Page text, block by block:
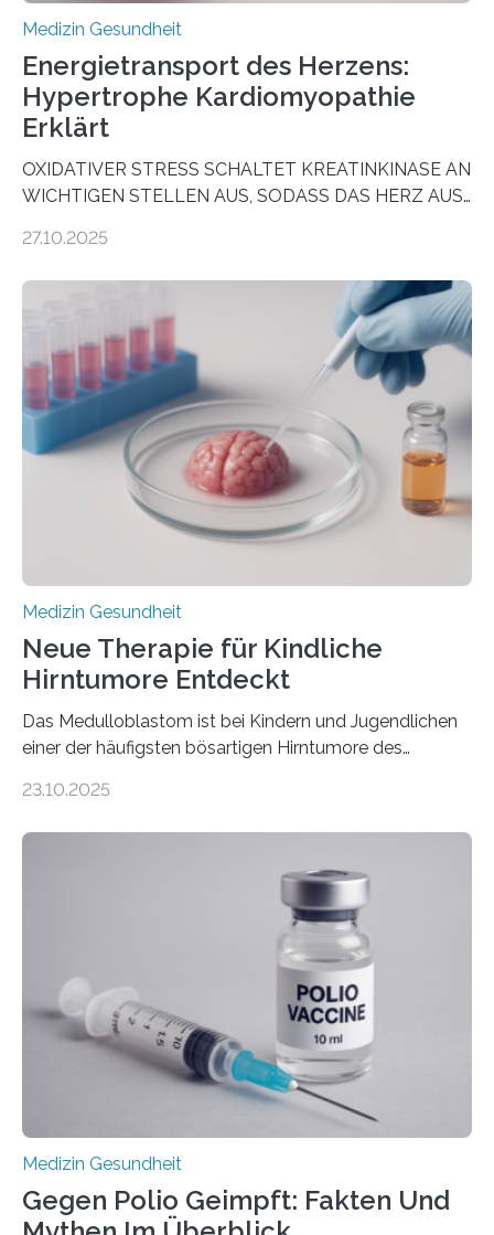
Medizin Gesundheit
Energietransport des Herzens:
Hypertrophe Kardiomyopathie
Erklärt
OXIDATIVER STRESS SCHALTET KREATINKINASE AN
WICHTIGEN STELLEN AUS, SODASS DAS HERZ AUS
aus dem Deutschen Zentrum für Herzinsuffizienz
im Journal Circulation, warum der Energietransport bei
der Hypertrophen Kardiomyopathie (HCM) versagen
kann und wie sich durch eine Verringerung der
Herzbelastung und des oxidativen Stresses
Rhythmusstörungen reduzieren lassen. Würzburg. Die
hypertrophe Kardiomyopathie (HCM) ist die häufigste
erblich bedingte Herzerkrankung. Sie führt dazu, dass
sich die linke Herzkammer verdickt, der Herzmuskel zu
stark kontrahiert…
27.10.2025
Medizin Gesundheit
Neue Therapie für Kindliche
Hirntumore Entdeckt
Das Medulloblastom ist bei Kindern und Jugendlichen
einer der häufigsten bösartigen Hirntumore des
Betroffenen können mit heutigen Methoden geheilt
Dringend benötigt werden zielgerichtete Therapien, die
nur Tumorschwachstellen angreifen und normales
Gewebe verschonen. Forschende um Daniel Merk vom
Hertie-Institut für klinische Hirnforschung am
Universitätsklinikum Tübingen haben eine solche
Schwachstelle im Erbgut einer Untergruppe des
Medulloblastoms gefunden. Die Wilhelm Sander-
Stiftung unterstützte das Projekt…
23.10.2025
Medizin Gesundheit
Gegen Polio Geimpft: Fakten Und